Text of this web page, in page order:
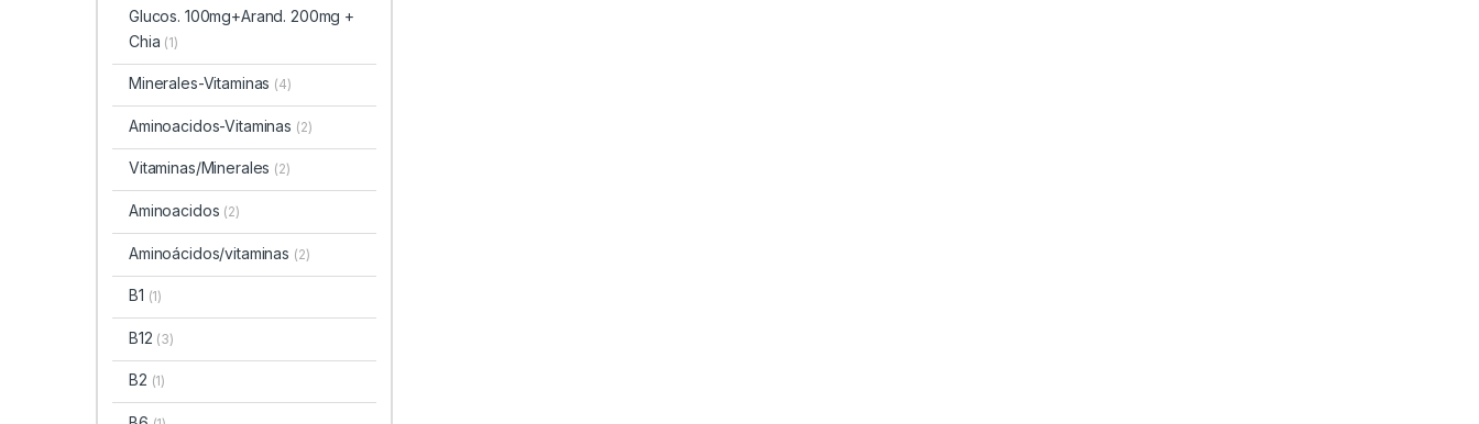
Glucos. 100mg+Arand. 200mg +
Chia (1)
Minerales-Vitaminas (4)
Aminoacidos-Vitaminas (2)
Vitaminas/Minerales (2)
Aminoacidos (2)
Aminoácidos/vitaminas (2)
B1 (1)
B12 (3)
B2 (1)